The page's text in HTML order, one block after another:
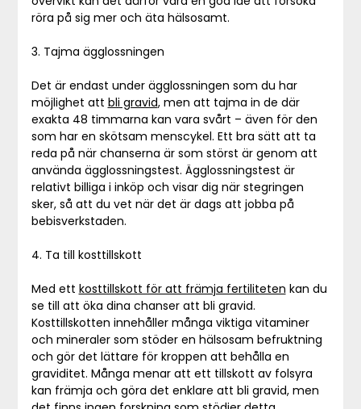
röra på sig mer och äta hälsosamt.
3. Tajma ägglossningen
Det är endast under ägglossningen som du har
möjlighet att bli gravid, men att tajma in de där
exakta 48 timmarna kan vara svårt – även för den
som har en skötsam menscykel. Ett bra sätt att ta
reda på när chanserna är som störst är genom att
använda ägglossningstest. Ägglossningstest är
relativt billiga i inköp och visar dig när stegringen
sker, så att du vet när det är dags att jobba på
bebisverkstaden.
4. Ta till kosttillskott
Med ett kosttillskott för att främja fertiliteten kan du
se till att öka dina chanser att bli gravid.
Kosttillskotten innehåller många viktiga vitaminer
och mineraler som stöder en hälsosam befruktning
och gör det lättare för kroppen att behålla en
graviditet. Många menar att ett tillskott av folsyra
kan främja och göra det enklare att bli gravid, men